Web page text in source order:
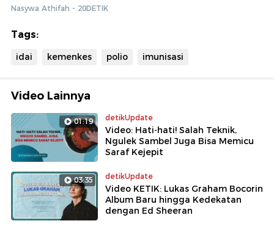
Nasywa Athifah - 20DETIK
Tags:
idai kemenkes polio imunisasi
Video Lainnya
01:19 detikUpdate
Video: Hati-hati! Salah Teknik,
Ngulek Sambel Juga Bisa Memicu
Saraf Kejepit
03:35 detikUpdate
Video KETIK: Lukas Graham Bocorin
Album Baru hingga Kedekatan
dengan Ed Sheeran